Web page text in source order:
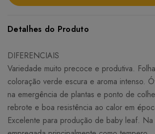
Detalhes do Produto
DIFERENCIAIS
Variedade muito precoce e produtiva.
coloração verde escura e aroma intenso.
na emergência de plantas e ponto de
rebrote e boa resistência ao calor em
Excelente para produção de baby leaf. Na